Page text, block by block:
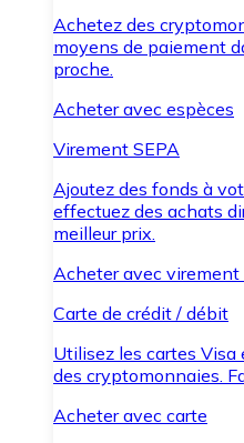
Achetez des
moyens de paiement
proche.
Acheter avec espèces
Virement SEPA
Ajoutez des fonds à
effectuez des achats
meilleur prix.
Acheter avec virement
Carte de crédit / débit
Utilisez les cartes Visa
des cryptomonnaies.
Acheter avec carte